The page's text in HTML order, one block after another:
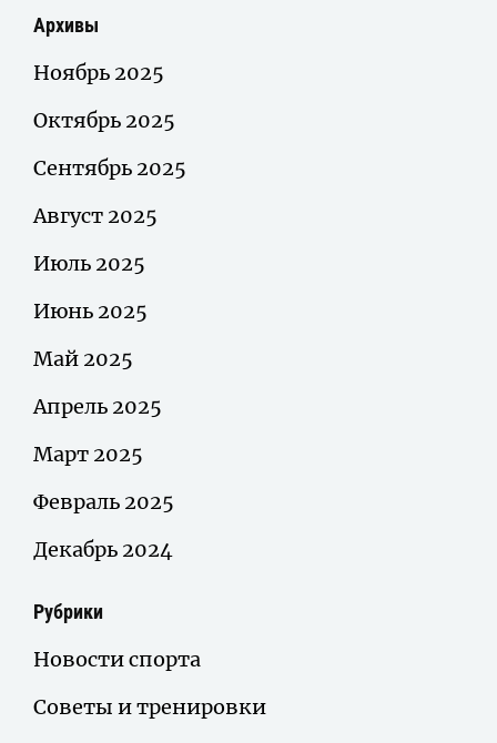
Архивы
Ноябрь 2025
Октябрь 2025
Сентябрь 2025
Август 2025
Июль 2025
Июнь 2025
Май 2025
Апрель 2025
Март 2025
Февраль 2025
Декабрь 2024
Рубрики
Новости спорта
Советы и тренировки